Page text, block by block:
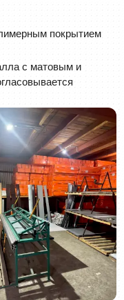
покрытием
с матовым и